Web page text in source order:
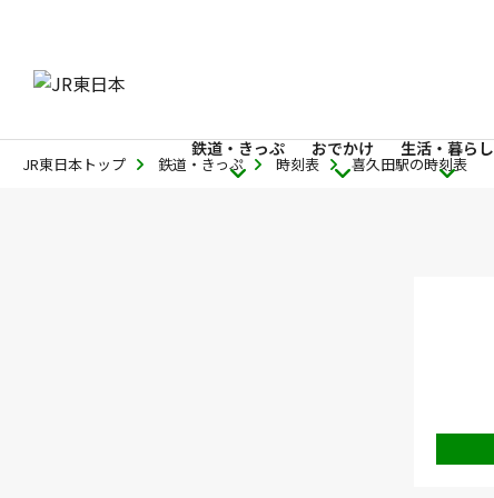
鉄道・きっぷ おでかけ 生活・暮らし
JR東日本トップ 鉄道・きっぷ 時刻表 喜久田駅の時刻表